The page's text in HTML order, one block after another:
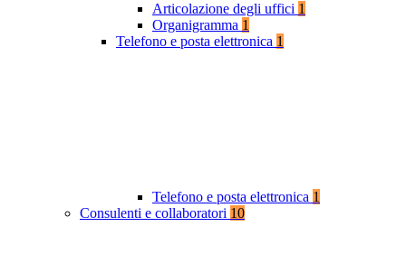
Articolazione degli uffici 1
Organigramma 1
Telefono e posta elettronica 1
Telefono e posta elettronica 1
Consulenti e collaboratori 10